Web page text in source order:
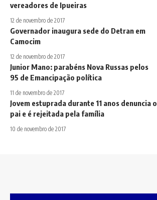
vereadores de Ipueiras
12 de novembro de 2017
Governador inaugura sede do Detran em
Camocim
12 de novembro de 2017
Junior Mano: parabéns Nova Russas pelos
95 de Emancipação política
11 de novembro de 2017
Jovem estuprada durante 11 anos denuncia o
pai e é rejeitada pela família
10 de novembro de 2017